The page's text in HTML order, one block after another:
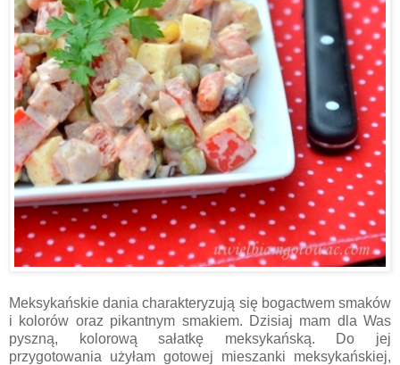
Meksykańskie dania charakteryzują się bogactwem smaków
i kolorów oraz pikantnym smakiem. Dzisiaj mam dla Was
pyszną, kolorową sałatkę meksykańską. Do jej
przygotowania użyłam gotowej mieszanki meksykańskiej,